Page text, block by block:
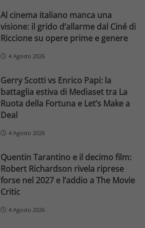
Al cinema italiano manca una
visione: il grido d’allarme dal Ciné di
Riccione su opere prime e genere
4 Agosto 2026
Gerry Scotti vs Enrico Papi: la
battaglia estiva di Mediaset tra La
Ruota della Fortuna e Let’s Make a
Deal
4 Agosto 2026
Quentin Tarantino e il decimo film:
Robert Richardson rivela riprese
forse nel 2027 e l’addio a The Movie
Critic
4 Agosto 2026